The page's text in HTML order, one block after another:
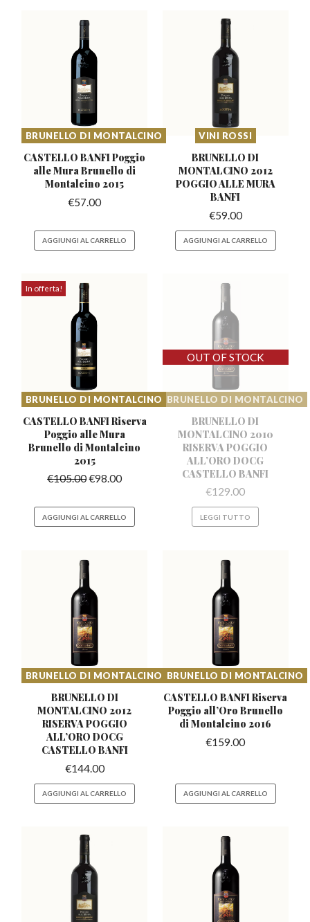
BRUNELLO DI MONTALCINO
CASTELLO BANFI Poggio
alle MuraBrunello di
Montalcino 2015
€57.00
AGGIUNGI AL CARRELLO
VINI ROSSI
BRUNELLO DI
MONTALCINO 2012
POGGIO ALLE MURA
BANFI
€59.00
AGGIUNGI AL CARRELLO
In offerta!
BRUNELLO DI MONTALCINO
CASTELLO BANFI Riserva
Poggio alleMura
Brunello di Montalcino
2015
€105.00€98.00
AGGIUNGI AL CARRELLO
BRUNELLO DI MONTALCINO
BRUNELLO DI
MONTALCINO 2010
RISERVA POGGIO
ALL’ORO DOCG
CASTELLO BANFI
€129.00
LEGGI TUTTO
BRUNELLO DI MONTALCINO
BRUNELLO DI
MONTALCINO 2012
RISERVA POGGIO
ALL’ORO DOCG
CASTELLO BANFI
€144.00
AGGIUNGI AL CARRELLO
BRUNELLO DI MONTALCINO
CASTELLO BANFI Riserva
Poggio all’Oro Brunello
di Montalcino 2016
€159.00
AGGIUNGI AL CARRELLO